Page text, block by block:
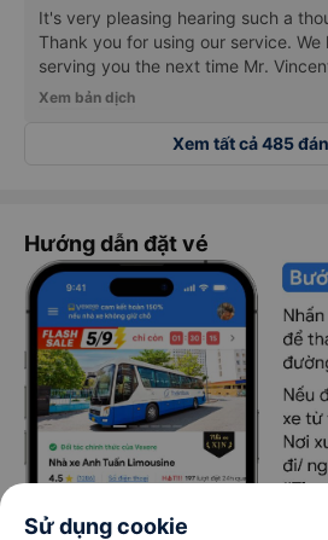
It's very pleasing hearing such a
Thank you for using our service.
serving you the next time Mr.
Xem bản dịch
Xem tất cả 485
Hướng dẫn đặt vé
Sử dụng cookie